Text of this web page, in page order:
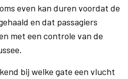
even kan duren voordat de
en dat passagiers
met een controle van de
bij welke gate een vlucht